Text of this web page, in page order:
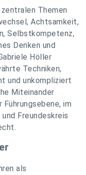
Themen
Achtsamkeit,
Selbstkompetenz,
Denken und
Höller
Techniken,
und unkompliziert
Miteinander
im
Freundeskreis
als